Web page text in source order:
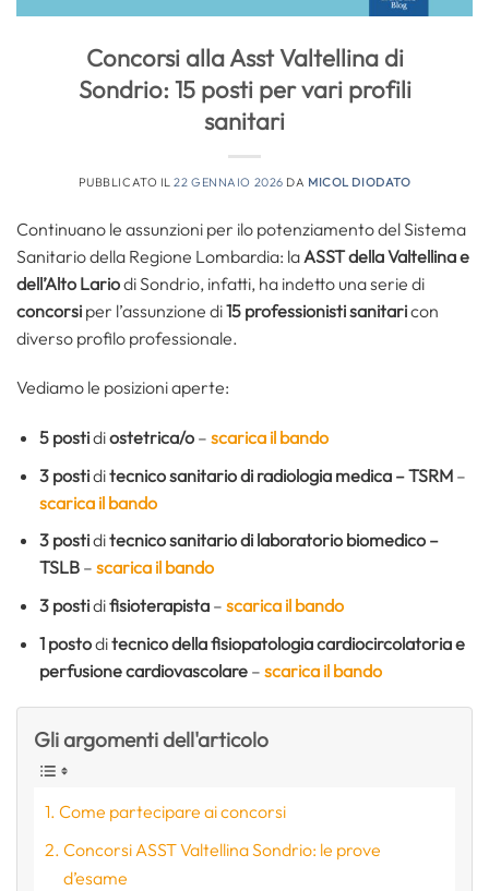
Concorsi alla Asst Valtellina di
Sondrio: 15 posti per vari profili
sanitari
PUBBLICATO IL22 GENNAIO 2026 DA MICOL DIODATO
Continuano le assunzioni per ilo potenziamento del Sistema
Sanitario della Regione Lombardia: la ASST della Valtellina e
dell’Alto Lariodi Sondrio, infatti, ha indetto una serie di
concorsi per l’assunzione di15 professionisti sanitaricon
diverso profilo professionale.
Vediamo le posizioni aperte:
5 postidiostetrica/o– scarica il bando
3 postiditecnico sanitario di radiologia medica – TSRM–
scarica il bando
3 postiditecnico sanitario di laboratorio biomedico –
TSLB– scarica il bando
3 postidifisioterapista– scarica il bando
1 postoditecnico della fisiopatologia cardiocircolatoria e
perfusione cardiovascolare– scarica il bando
Gli argomenti dell'articolo
Come partecipare ai concorsi
Concorsi ASST Valtellina Sondrio: le prove
d’esame